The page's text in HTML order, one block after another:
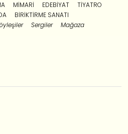
MIMARI EDEBIYAT
TIYATRO
BIRIKTIRME SANATI
Sergiler Mağaza